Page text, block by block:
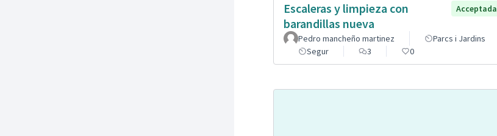
Escaleras y limpieza con
barandillas nueva
Acceptada
Pedro mancheño martinez
Parcs i Jardins
Segur
3 0